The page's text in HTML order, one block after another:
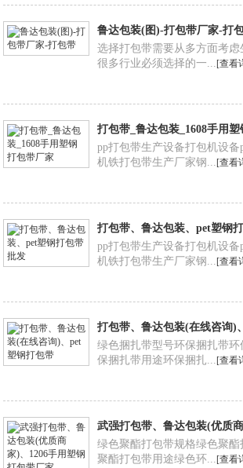
鲁达包装(图)-打包带厂家-打
选择打包带需要从多方面考虑
很多行业必须选择的一...[查看
打包带_鲁达包装_1608手用
pp打包带生产设备打包机设
机铁打包带生产厂家钢...[查看
打包带、鲁达包装、pet塑钢
pp打包带生产设备打包机设
机铁打包带生产厂家钢...[查看
打包带、鲁达包装(在线咨询)
绿色捆扎带型号环保捆扎带环
保捆扎带用途环保捆扎...[查看
武强打包带、鲁达包装(优质
塑钢打包带厂家
绿色聚酯打包带规格绿色聚
聚酯打包带用途绿色环...[查看